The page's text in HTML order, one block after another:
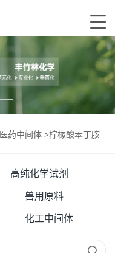
医药中间体 >柠檬酸苯丁胺
高纯化学试剂
兽用原料
化工中间体